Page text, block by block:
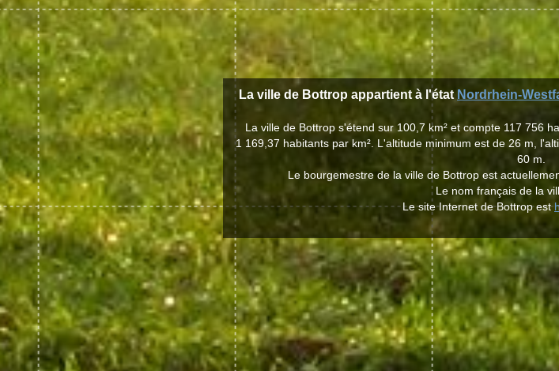
La ville de Bottrop appartient à l'état Nordrhein-
La ville de Bottrop s'étend sur 100,7 km² et compte 117 756
1 169,37 habitants par km². L'altitude minimum est de 26 m,
60 m.
Le bourgemestre de la ville de Bottrop est
Le nom français de la
Le site Internet de Bottrop est